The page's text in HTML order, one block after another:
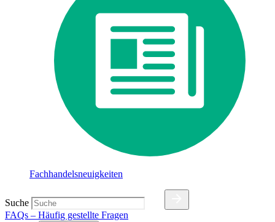
Fachhandelsneuigkeiten
Suche
FAQs – Häufig gestellte Fragen